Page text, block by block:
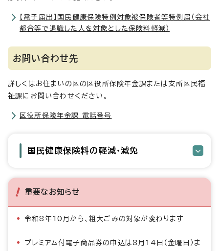
【電子届出】国民健康保険特例対象被保険者等特例届（会社
都合等で退職した人を対象とした保険料軽減）
お問い合わせ先
詳しくはお住まいの区の区役所保険年金課または支所区民福
祉課にお問い合わせください。
区役所保険年金課 電話番号
国民健康保険料の軽減・減免
重要なお知らせ
令和8年10月から、粗大ごみの対象が変わります
プレミアム付電子商品券の申込は8月14日（金曜日）ま